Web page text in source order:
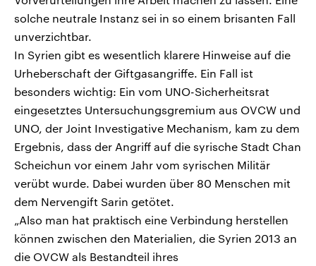
solche neutrale Instanz sei in so einem brisanten Fall
unverzichtbar.
In Syrien gibt es wesentlich klarere Hinweise auf die
Urheberschaft der Giftgasangriffe. Ein Fall ist
besonders wichtig: Ein vom UNO-Sicherheitsrat
eingesetztes Untersuchungsgremium aus OVCW und
UNO, der Joint Investigative Mechanism, kam zu dem
Ergebnis, dass der Angriff auf die syrische Stadt Chan
Scheichun vor einem Jahr vom syrischen Militär
verübt wurde. Dabei wurden über 80 Menschen mit
dem Nervengift Sarin getötet.
„Also man hat praktisch eine Verbindung herstellen
können zwischen den Materialien, die Syrien 2013 an
die OVCW als Bestandteil ihres